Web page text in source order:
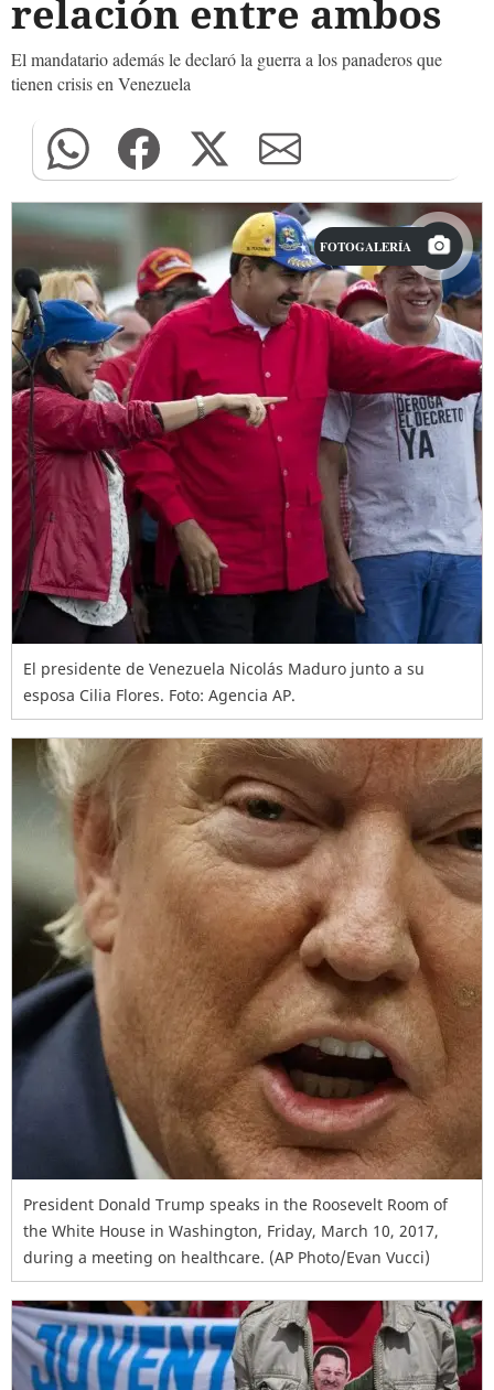
relación entre ambos
El mandatario además le declaró la guerra a los panaderos que
tienen crisis en Venezuela
FOTOGALERÍA
El presidente de Venezuela Nicolás Maduro junto a su
esposa Cilia Flores. Foto: Agencia AP.
President Donald Trump speaks in the Roosevelt Room of
the White House in Washington, Friday, March 10, 2017,
during a meeting on healthcare. (AP Photo/Evan Vucci)